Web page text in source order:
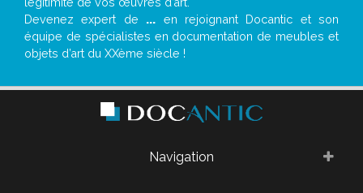
Devenez expert de ... en rejoignant Docantic et son
équipe de spécialistes en documentation de meubles et
objets d’art du XXème siècle !
Navigation